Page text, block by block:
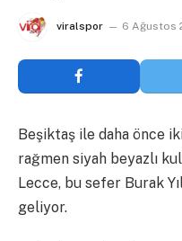
viralspor 6 Ağustos
Beşiktaş ile daha önce
rağmen siyah beyazlı
Lecce, bu sefer Burak
geliyor.